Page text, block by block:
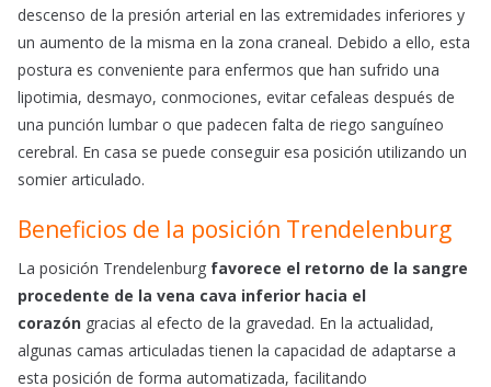
descenso de la presión arterial en las extremidades inferiores y
un aumento de la misma en la zona craneal. Debido a ello, esta
postura es conveniente para enfermos que han sufrido una
lipotimia, desmayo, conmociones, evitar cefaleas después de
una punción lumbar o que padecen falta de riego sanguíneo
cerebral. En casa se puede conseguir esa posición utilizando un
somier articulado.
Beneficios de la posición Trendelenburg
La posición Trendelenburg favorece el retorno de la sangre
procedente de la vena cava inferior hacia el
corazón gracias al efecto de la gravedad. En la actualidad,
algunas camas articuladas tienen la capacidad de adaptarse a
esta posición de forma automatizada, facilitando